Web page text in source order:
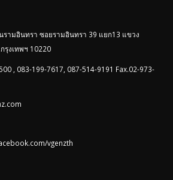
รามอินทรา ซอยรามอินทรา 39 แยก13 แขวง
รุงเทพฯ 10220
, 083-199-7617, 087-514-9191 Fax.02-973-
vgenzth